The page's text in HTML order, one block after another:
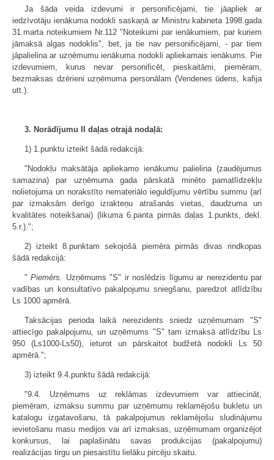
Ja šāda veida izdevumi ir personificējami, tie jāapliek ar
iedzīvotāju ienākuma nodokli saskaņā ar Ministru kabineta 1998.gada
31.marta noteikumiem Nr.112 "Noteikumi par ienākumiem, par kuriem
jāmaksā algas nodoklis", bet, ja tie nav personificējami, - par tiem
jāpalielina ar uzņēmumu ienākuma nodokli apliekamais ienākums. Pie
izdevumiem, kurus nevar personificēt, pieskaitāmi, piemēram,
bezmaksas dzērieni uzņēmuma personālam (Vendenes ūdens, kafija
utt.).
3. Norādījumu II daļas otrajā nodaļā:
1) 1.punktu izteikt šādā redakcijā:
"Nodokļu maksātāja apliekamo ienākumu palielina (zaudējumus
samazina) par uzņēmuma gada pārskatā minēto pamatlīdzekļu
nolietojuma un norakstīto nemateriālo ieguldījumu vērtību summu (arī
par izmaksām derīgo izrakteņu atrašanās vietas, daudzuma un
kvalitātes noteikšanai) (likuma 6.panta pirmās daļas 1.punkts, dekl.
5.r.).";
2) izteikt 8.punktam sekojošā piemēra pirmās divas rindkopas
šādā redakcijā:
"Piemērs.
Uzņēmums "S" ir noslēdzis līgumu ar nerezidentu par
vadības un konsultatīvo pakalpojumu sniegšanu, paredzot atlīdzību
Ls 1000 apmērā.
Taksācijas perioda laikā nerezidents sniedz uzņēmumam "S"
attiecīgo pakalpojumu, un uzņēmums "S" tam izmaksā atlīdzību Ls
950 (Ls1000-Ls50), ieturot un pārskaitot budžetā nodokli Ls 50
apmērā.";
3) izteikt 9.4.punktu šādā redakcijā:
"9.4. Uzņēmums uz reklāmas izdevumiem var attiecināt,
piemēram, izmaksu summu par uzņēmumu reklamējošu bukletu un
katalogu izgatavošanu, tā pakalpojumus reklamējošu sludinājumu
ievietošanu masu medijos vai arī izmaksas, uzņēmumam organizējot
konkursus, lai paplašinātu savas produkcijas (pakalpojumu)
realizācijas tirgu un piesaistītu lielāku pircēju skaitu.